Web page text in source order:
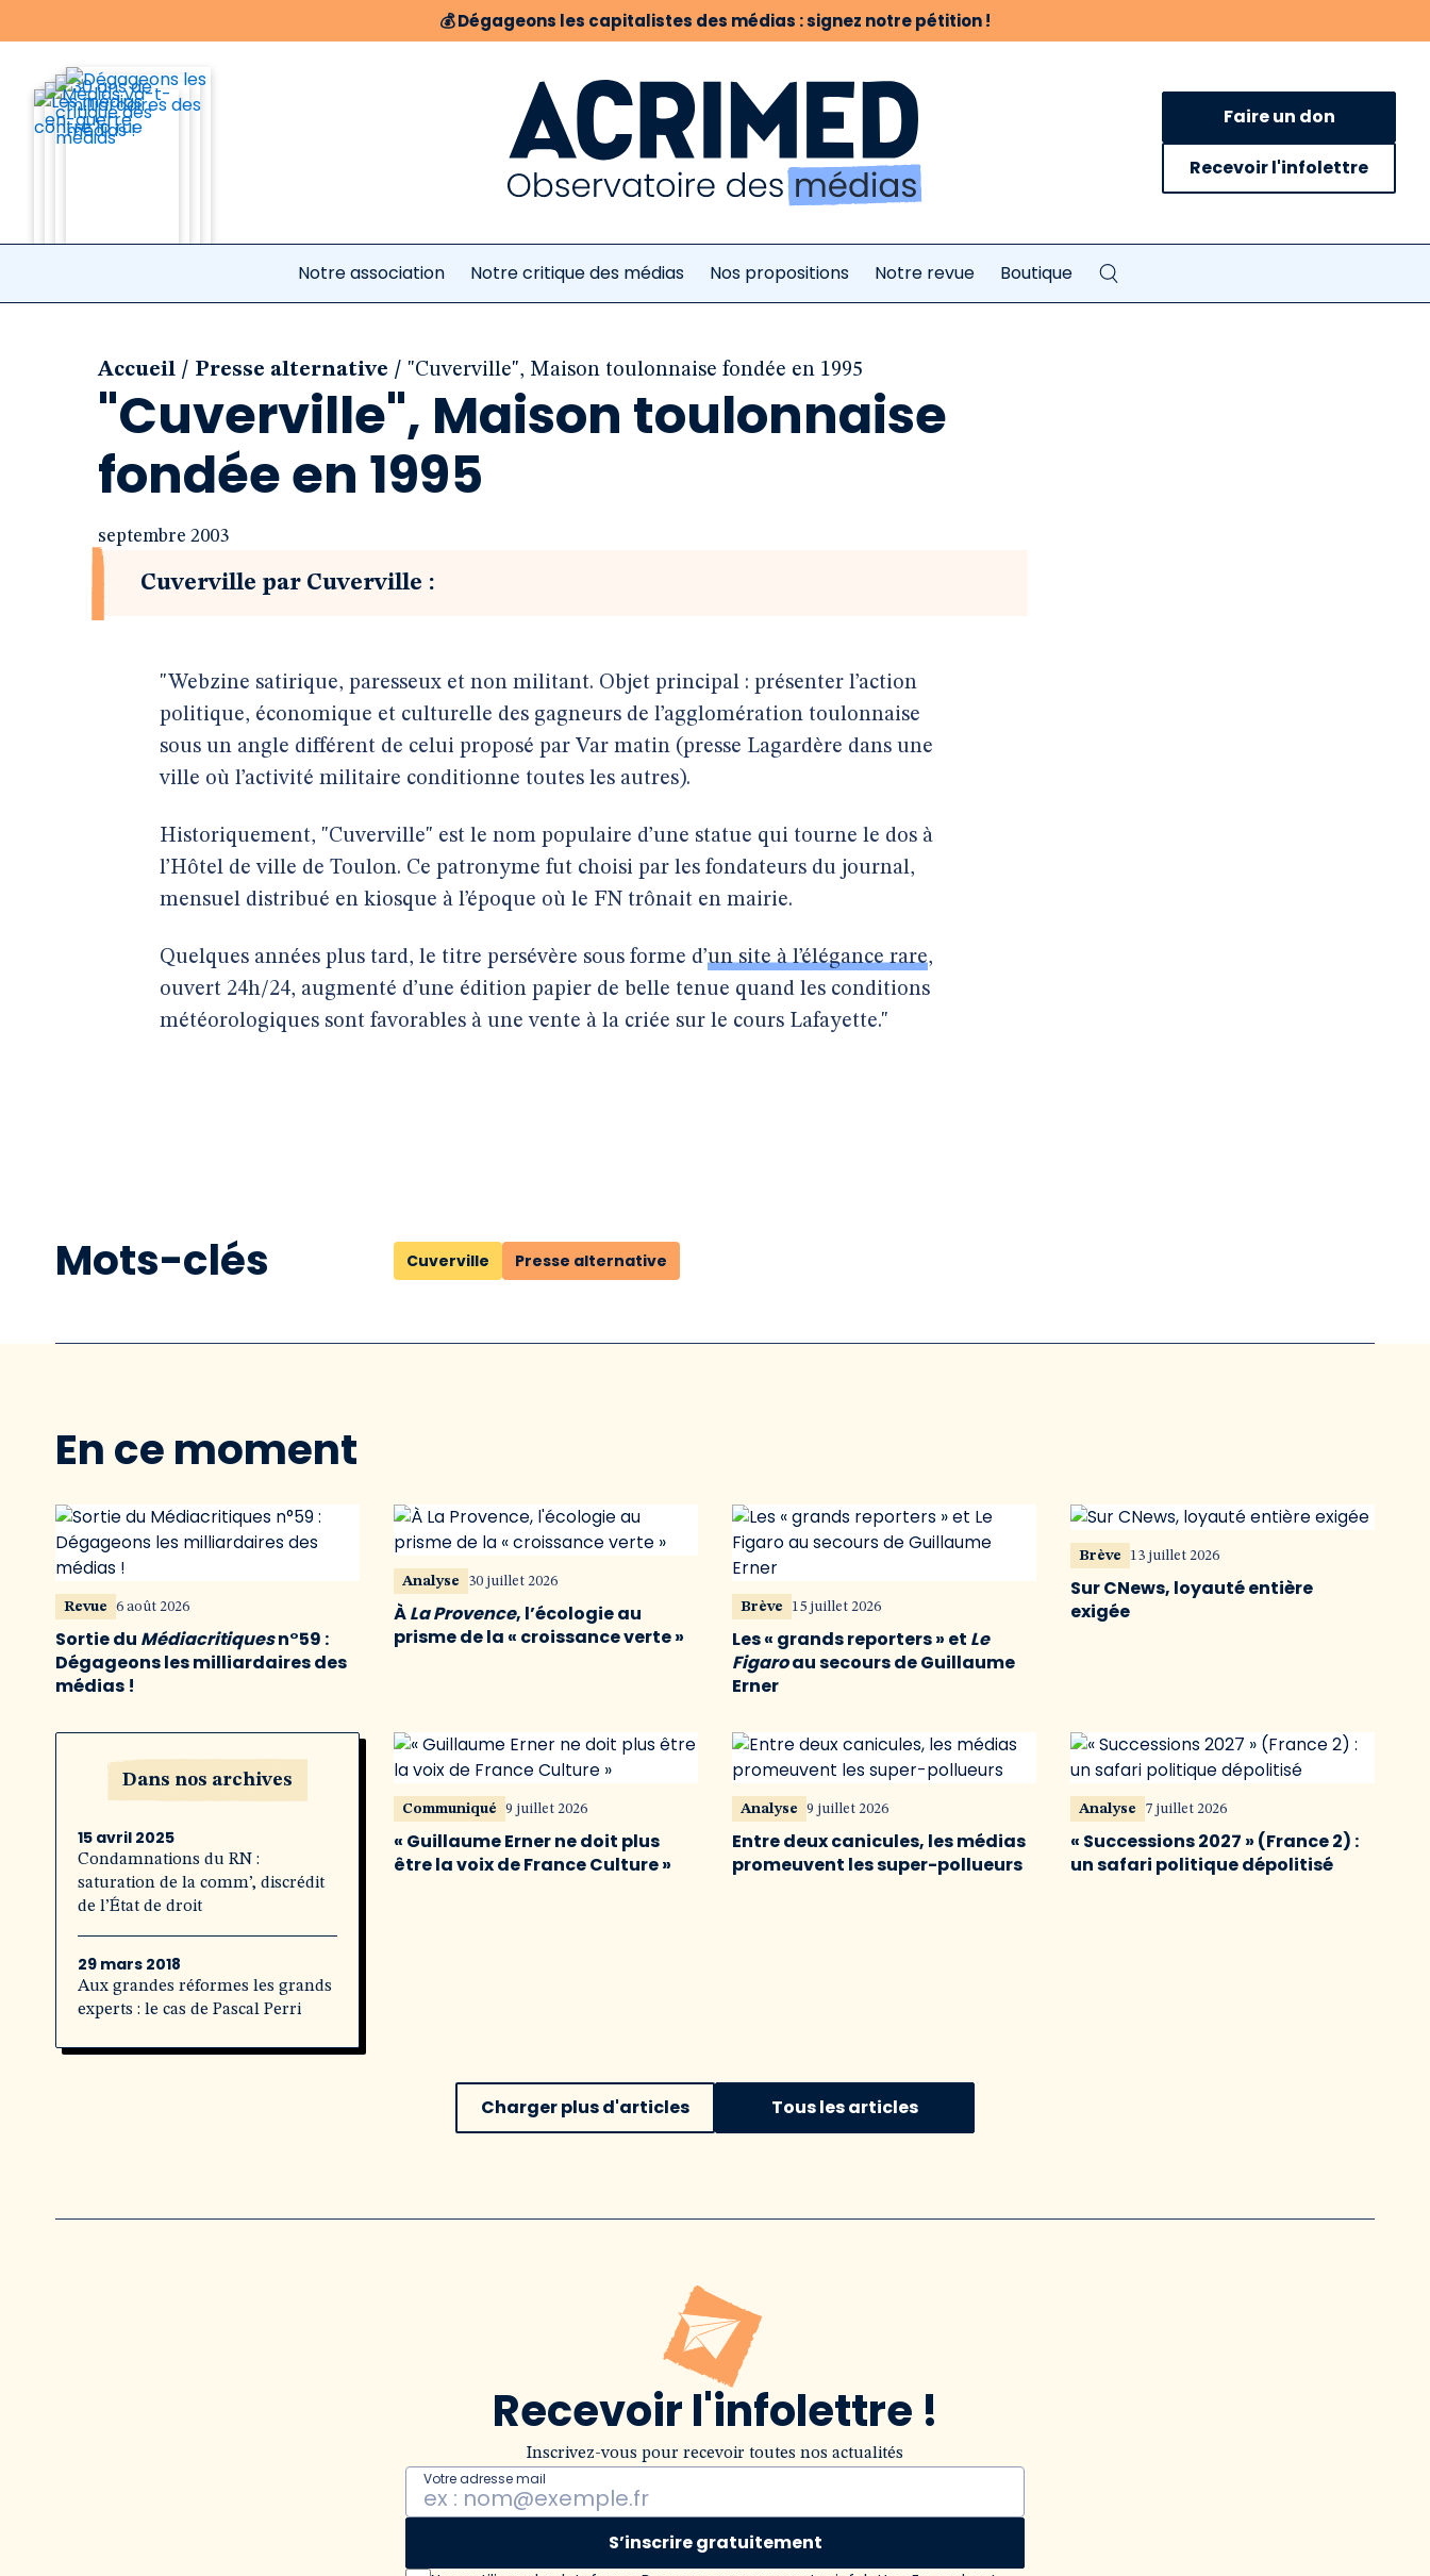
💰Dégageons les capitalistes des médias : signez notre pétition !
Faire un don
Recevoir l'infolettre
Notre association Notre critique des médias Nos propositions Notre revue Boutique
Accueil / Presse alternative / "Cuverville", Maison toulonnaise fondée en 1995
"Cuverville", Maison toulonnaise
fondée en 1995
septembre 2003
Cuverville par Cuverville :
"Webzine satirique, paresseux et non militant. Objet principal : présenter l’action
politique, économique et culturelle des gagneurs de l’agglomération toulonnaise
sous un angle différent de celui proposé par Var matin (presse Lagardère dans une
ville où l’activité militaire conditionne toutes les autres).
Historiquement, "Cuverville" est le nom populaire d’une statue qui tourne le dos à
l’Hôtel de ville de Toulon. Ce patronyme fut choisi par les fondateurs du journal,
mensuel distribué en kiosque à l’époque où le FN trônait en mairie.
Quelques années plus tard, le titre persévère sous forme d’un site à l’élégance rare,
ouvert 24h/24, augmenté d’une édition papier de belle tenue quand les conditions
météorologiques sont favorables à une vente à la criée sur le cours Lafayette."
Mots-clés Cuverville Presse alternative
En ce moment
Revue 6 août 2026
Sortie du Médiacritiquesn°59 :
Dégageons les milliardaires des
médias !
Analyse 30 juillet 2026
ÀLa Provence, l’écologie au
prisme de la « croissance verte »
Brève 15 juillet 2026
Les « grands reporters » et Le
Figaroau secours de Guillaume
Erner
Brève 13 juillet 2026
Sur CNews, loyauté entière
exigée
Dans nos archives
15 avril 2025
Condamnations du RN :
saturation de la comm’, discrédit
de l’État de droit
29 mars 2018
Aux grandes réformes les grands
experts : le cas de Pascal Perri
Communiqué 9 juillet 2026
« Guillaume Erner ne doit plus
être la voix de France Culture »
Analyse 9 juillet 2026
Entre deux canicules, les médias
promeuvent les super-pollueurs
Analyse 7 juillet 2026
« Successions 2027 » (France 2) :
un safari politique dépolitisé
Charger plus d'articles Tous les articles
Recevoir l'infolettre !
Inscrivez-vous pour recevoir toutes nos actualités
Votre adresse mail
S’inscrire gratuitement